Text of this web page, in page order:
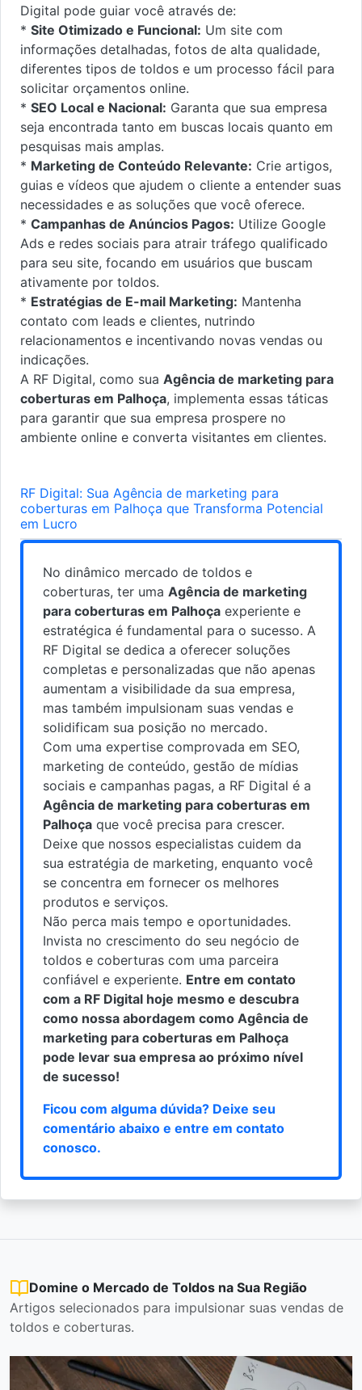
Digital pode guiar você através de:
* Site Otimizado e Funcional: Um site com
informações detalhadas, fotos de alta qualidade,
diferentes tipos de toldos e um processo fácil para
solicitar orçamentos online.
* SEO Local e Nacional: Garanta que sua empresa
seja encontrada tanto em buscas locais quanto em
pesquisas mais amplas.
* Marketing de Conteúdo Relevante: Crie artigos,
guias e vídeos que ajudem o cliente a entender suas
necessidades e as soluções que você oferece.
* Campanhas de Anúncios Pagos: Utilize Google
Ads e redes sociais para atrair tráfego qualificado
para seu site, focando em usuários que buscam
ativamente por toldos.
* Estratégias de E-mail Marketing: Mantenha
contato com leads e clientes, nutrindo
relacionamentos e incentivando novas vendas ou
indicações.
A RF Digital, como sua Agência de marketing para
coberturas em Palhoça, implementa essas táticas
para garantir que sua empresa prospere no
ambiente online e converta visitantes em clientes.
RF Digital: Sua Agência de marketing para
coberturas em Palhoça que Transforma Potencial
em Lucro
No dinâmico mercado de toldos e
coberturas, ter uma Agência de marketing
para coberturas em Palhoça experiente e
estratégica é fundamental para o sucesso. A
RF Digital se dedica a oferecer soluções
completas e personalizadas que não apenas
aumentam a visibilidade da sua empresa,
mas também impulsionam suas vendas e
solidificam sua posição no mercado.
Com uma expertise comprovada em SEO,
marketing de conteúdo, gestão de mídias
sociais e campanhas pagas, a RF Digital é a
Agência de marketing para coberturas em
Palhoça que você precisa para crescer.
Deixe que nossos especialistas cuidem da
sua estratégia de marketing, enquanto você
se concentra em fornecer os melhores
produtos e serviços.
Não perca mais tempo e oportunidades.
Invista no crescimento do seu negócio de
toldos e coberturas com uma parceira
confiável e experiente. Entre em contato
com a RF Digital hoje mesmo e descubra
como nossa abordagem como Agência de
marketing para coberturas em Palhoça
pode levar sua empresa ao próximo nível
de sucesso!
Ficou com alguma dúvida? Deixe seu
comentário abaixo e entre em contato
conosco.
Domine o Mercado de Toldos na Sua Região
Artigos selecionados para impulsionar suas vendas de
toldos e coberturas.